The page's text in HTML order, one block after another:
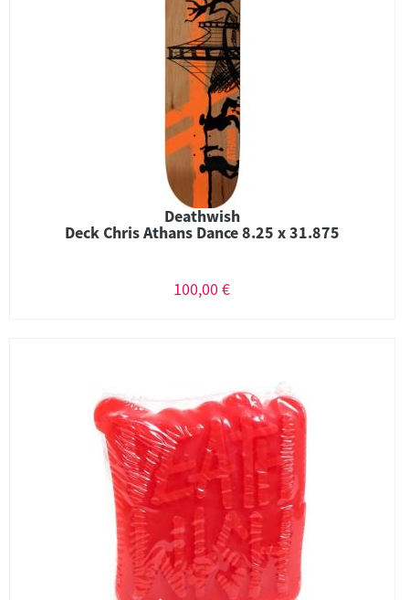
Deathwish
Deck Chris Athans Dance 8.25 x 31.875
100,00 €